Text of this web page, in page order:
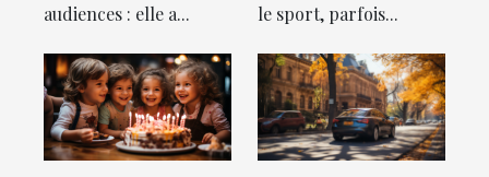
audiences : elle a...
le sport, parfois...